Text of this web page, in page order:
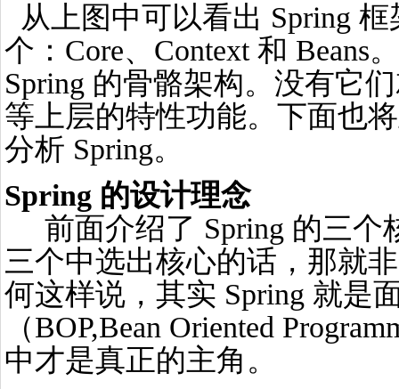
从上图中可以看出 Spring
个：Core、Context 和 Beans
Spring 的骨骼架构。没有它
等上层的特性功能。下面也
分析 Spring。
Spring 的设计理念
前面介绍了 Spring 的三个
三个中选出核心的话，那就
何这样说，其实 Spring 就是
（BOP,Bean Oriented
中才是真正的主角。